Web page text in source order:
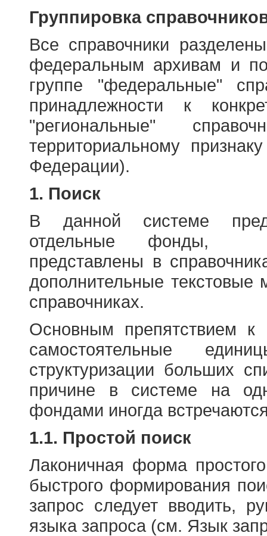
Группировка
Все справочники
федеральным архивам и
группе "федеральные"
принадлежности к
"региональные"
территориальному
Федерации).
1. Поиск
В данной системе
отдельные фонды,
представлены в
дополнительные
справочниках.
Основным препятствием
самостоятельные
структуризации больших
причине в системе на
фондами иногда
1.1. Простой поиск
Лаконичная форма
быстрого формирования
запрос следует вводить,
языка запроса (см. Язык